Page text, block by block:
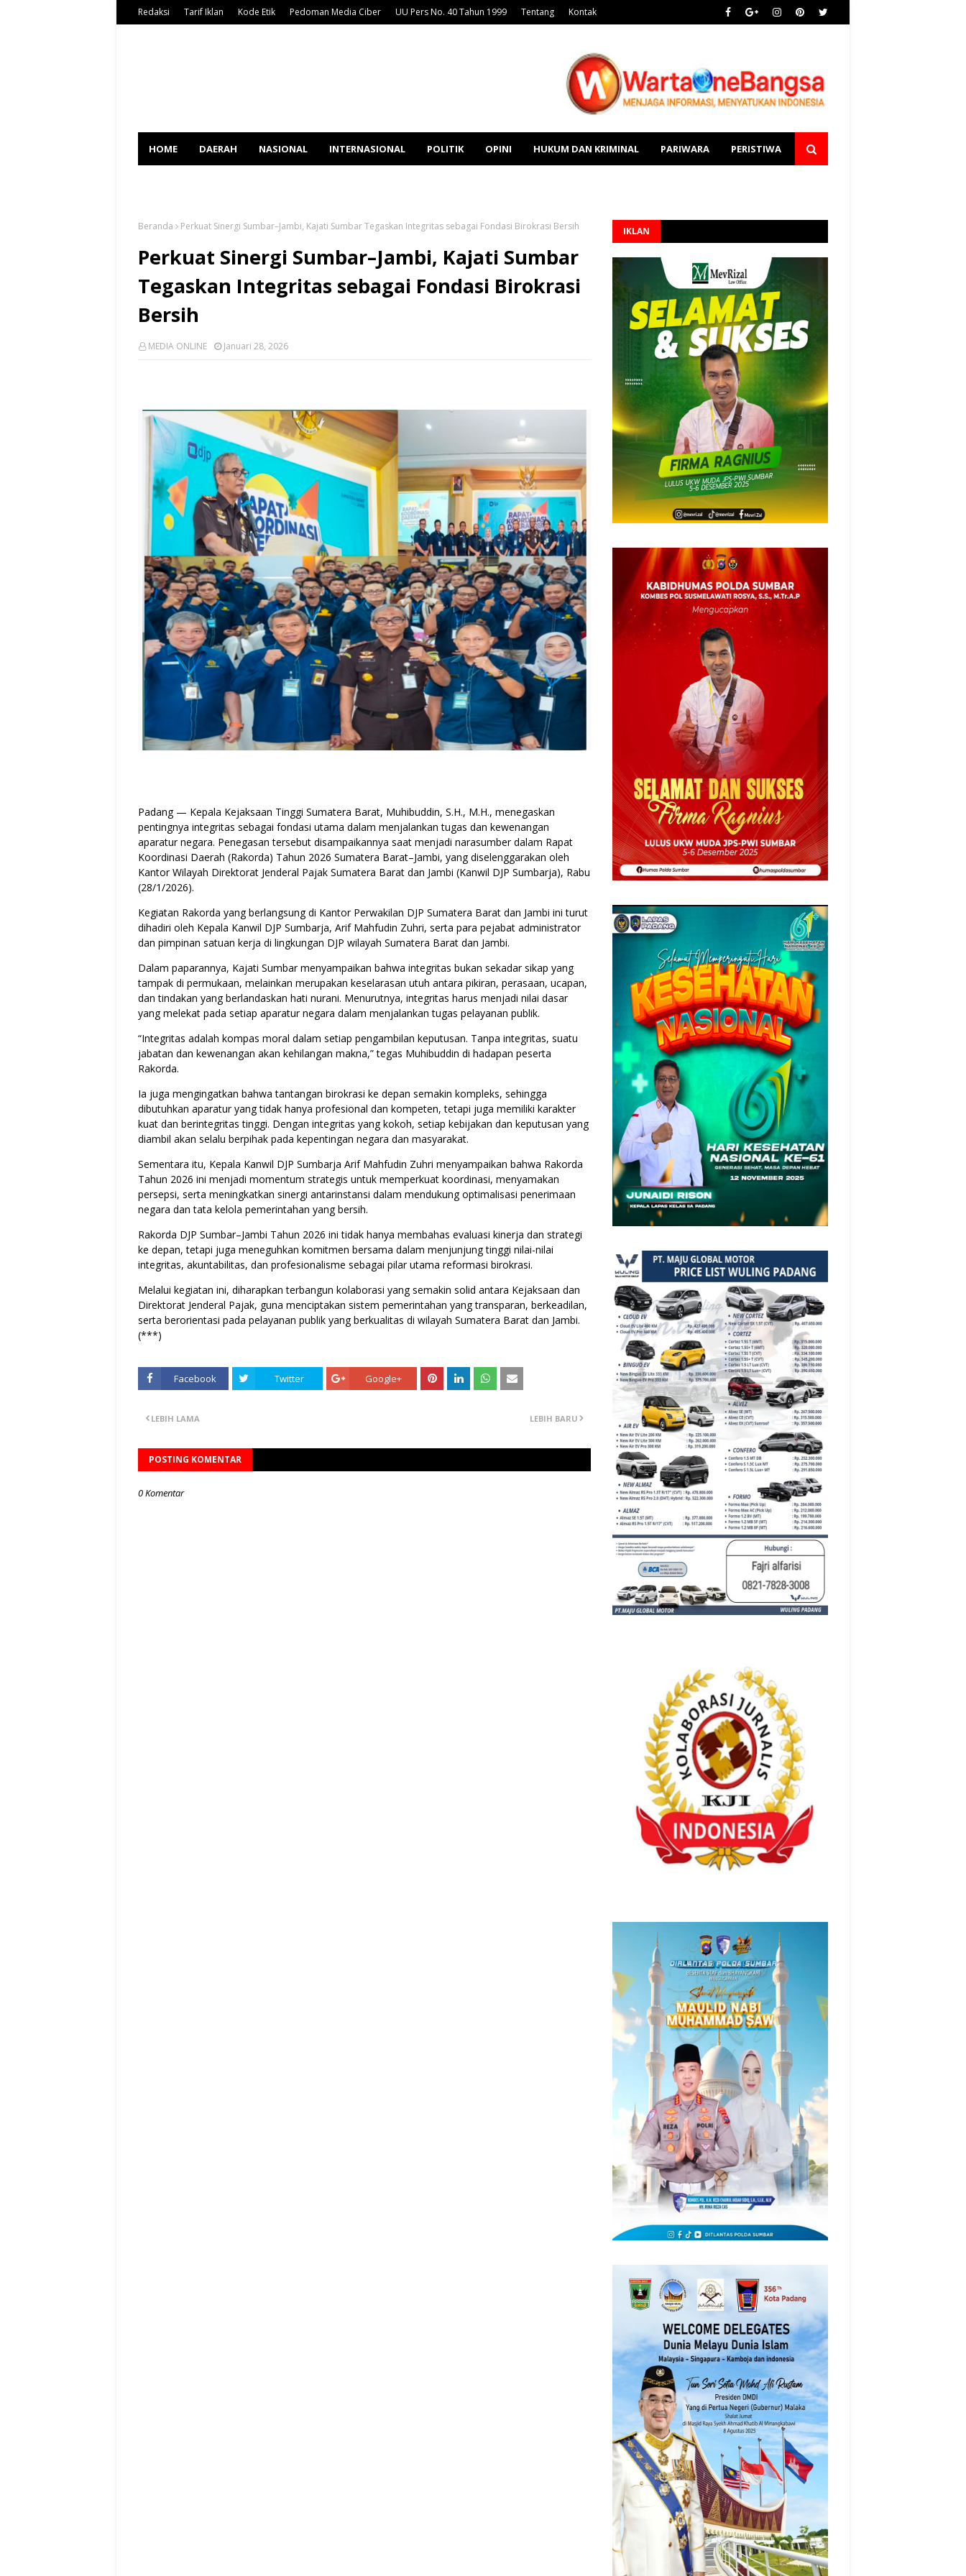
Redaksi Tarif Iklan Kode Etik Pedoman Media Ciber UU Pers No. 40 Tahun 1999 Tentang Kontak
HOME DAERAH NASIONAL INTERNASIONAL POLITIK OPINI HUKUM DAN KRIMINAL PARIWARA PERISTIWA
Beranda Perkuat Sinergi Sumbar–Jambi, Kajati Sumbar Tegaskan Integritas sebagai Fondasi Birokrasi Bersih
Perkuat Sinergi Sumbar–Jambi, Kajati Sumbar
Tegaskan Integritas sebagai Fondasi Birokrasi
Bersih
MEDIA ONLINE Januari 28, 2026
Padang — Kepala Kejaksaan Tinggi Sumatera Barat, Muhibuddin, S.H., M.H., menegaskan
pentingnya integritas sebagai fondasi utama dalam menjalankan tugas dan kewenangan
aparatur negara. Penegasan tersebut disampaikannya saat menjadi narasumber dalam Rapat
Koordinasi Daerah (Rakorda) Tahun 2026 Sumatera Barat–Jambi, yang diselenggarakan oleh
Kantor Wilayah Direktorat Jenderal Pajak Sumatera Barat dan Jambi (Kanwil DJP Sumbarja), Rabu
(28/1/2026).
Kegiatan Rakorda yang berlangsung di Kantor Perwakilan DJP Sumatera Barat dan Jambi ini turut
dihadiri oleh Kepala Kanwil DJP Sumbarja, Arif Mahfudin Zuhri, serta para pejabat administrator
dan pimpinan satuan kerja di lingkungan DJP wilayah Sumatera Barat dan Jambi.
Dalam paparannya, Kajati Sumbar menyampaikan bahwa integritas bukan sekadar sikap yang
tampak di permukaan, melainkan merupakan keselarasan utuh antara pikiran, perasaan, ucapan,
dan tindakan yang berlandaskan hati nurani. Menurutnya, integritas harus menjadi nilai dasar
yang melekat pada setiap aparatur negara dalam menjalankan tugas pelayanan publik.
“Integritas adalah kompas moral dalam setiap pengambilan keputusan. Tanpa integritas, suatu
jabatan dan kewenangan akan kehilangan makna,” tegas Muhibuddin di hadapan peserta
Rakorda.
Ia juga mengingatkan bahwa tantangan birokrasi ke depan semakin kompleks, sehingga
dibutuhkan aparatur yang tidak hanya profesional dan kompeten, tetapi juga memiliki karakter
kuat dan berintegritas tinggi. Dengan integritas yang kokoh, setiap kebijakan dan keputusan yang
diambil akan selalu berpihak pada kepentingan negara dan masyarakat.
Sementara itu, Kepala Kanwil DJP Sumbarja Arif Mahfudin Zuhri menyampaikan bahwa Rakorda
Tahun 2026 ini menjadi momentum strategis untuk memperkuat koordinasi, menyamakan
persepsi, serta meningkatkan sinergi antarinstansi dalam mendukung optimalisasi penerimaan
negara dan tata kelola pemerintahan yang bersih.
Rakorda DJP Sumbar–Jambi Tahun 2026 ini tidak hanya membahas evaluasi kinerja dan strategi
ke depan, tetapi juga meneguhkan komitmen bersama dalam menjunjung tinggi nilai-nilai
integritas, akuntabilitas, dan profesionalisme sebagai pilar utama reformasi birokrasi.
Melalui kegiatan ini, diharapkan terbangun kolaborasi yang semakin solid antara Kejaksaan dan
Direktorat Jenderal Pajak, guna menciptakan sistem pemerintahan yang transparan, berkeadilan,
serta berorientasi pada pelayanan publik yang berkualitas di wilayah Sumatera Barat dan Jambi.
(***)
Facebook Twitter Google+
LEBIH BARU
LEBIH LAMA
POSTING KOMENTAR
0 Komentar
IKLAN